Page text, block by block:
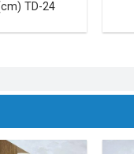
TD-24